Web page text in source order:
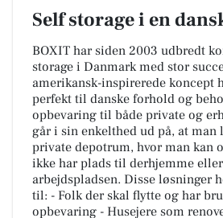
Self storage i en
BOXIT har siden 2003 udbredt
storage i Danmark med stor
amerikansk-inspirerede koncept
perfekt til danske forhold og
opbevaring til både private og
går i sin enkelthed ud på, at man
private depotrum, hvor man kan
ikke har plads til derhjemme
arbejdspladsen. Disse løsninger
til: - Folk der skal flytte og har
opbevaring - Husejere som